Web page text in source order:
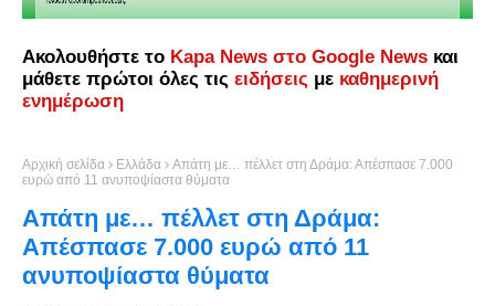
Ακολουθήστε το Kapa News στο Google News και
μάθετε πρώτοι όλες τις ειδήσεις με καθημερινή
ενημέρωση
Αρχική σελίδα Ελλάδα
Απάτη με… πέλλετ στη Δράμα: Απέσπασε 7.000
ευρώ από 11 ανυποψίαστα θύματα
Απάτη με… πέλλετ στη Δράμα:
Απέσπασε 7.000 ευρώ από 11
ανυποψίαστα θύματα